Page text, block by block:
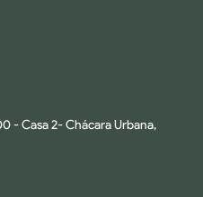
- Casa 2- Chácara Urbana,